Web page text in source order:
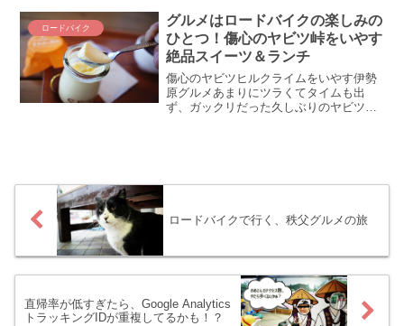
い～（自画自賛）ｗ 車やバイクのときよ
り乗ってるｗ ...
ロードバイク
グルメはロードバイクの楽しみの
ひとつ！傷心のヤビツ峠をいやす
絶品スイーツ＆ランチ
傷心のヤビツヒルクライムをいやす伊勢
原グルメあまりにツラくてタイムも出
ず、ガックリだった久しぶりのヤビツ
ロードバイクで行く、秩父グルメの旅
直帰率が低すぎたら、Google Analytics
トラッキングIDが重複してるかも！？